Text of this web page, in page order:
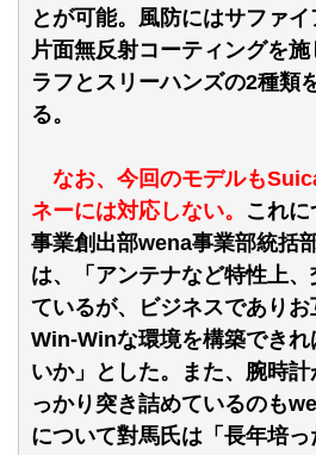
とが可能。風防にはサファイ
片面無反射コーティングを
ラフとスリーハンズの2種類
る。
なお、今回のモデルも
ネーには対応しない。 これ
事業創出部wena事業部統括
は、「アンテナなど特性上
ているが、ビジネスであり
Win-Winな環境を構築でき
いか」とした。また、腕時
っかり突き詰めているのも
について對馬氏は「長年培